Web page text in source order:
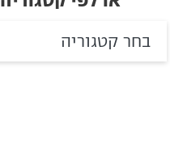
בחר קטגוריה